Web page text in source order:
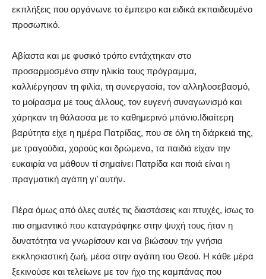
εκπλήξεις που οργάνωνε το έμπειρο και ειδικά εκπαιδευμένο
προσωπικό.
Αβίαστα και με φυσικό τρόπο εντάχτηκαν στο
προσαρμοσμένο στην ηλικία τους πρόγραμμα,
καλλιέργησαν τη φιλία, τη συνεργασία, τον αλληλοσεβασμό,
το μοίρασμα με τους άλλους, τον ευγενή συναγωνισμό και
χάρηκαν τη θάλασσα με το καθημερινό μπάνιο.Ιδιαίτερη
βαρύτητα είχε η ημέρα Πατρίδας, που σε όλη τη διάρκειά της,
με τραγούδια, χορούς και δρώμενα, τα παιδιά είχαν την
ευκαιρία να μάθουν τί σημαίνει Πατρίδα και ποιά είναι η
πραγματική αγάπη γι’ αυτήν.
Πέρα όμως από όλες αυτές τις διαστάσεις και πτυχές, ίσως το
πιο σημαντικό που καταγράφηκε στην ψυχή τους ήταν η
δυνατότητα να γνωρίσουν και να βιώσουν την γνήσια
εκκλησιαστική ζωή, μέσα στην αγάπη του Θεού. Η κάθε μέρα
ξεκινούσε και τελείωνε με τον ήχο της καμπάνας που